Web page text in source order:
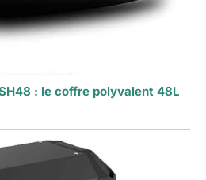
: le coffre polyvalent 48L